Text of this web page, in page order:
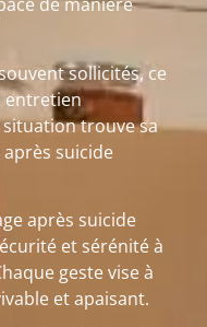
de manière
sollicités, ce
entretien
trouve sa
suicide
après suicide
et sérénité à
geste vise à
et apaisant.